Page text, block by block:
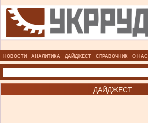
НОВОСТИ АНАЛИТИКА ДАЙДЖЕСТ СПРАВОЧНИК О НАС
ДАЙДЖЕСТ